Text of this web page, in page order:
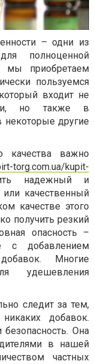
– одни из
полноценной
мы приобретаем
пользуемся
входит не
но также в
некоторые другие
качества важно
torg.com.ua/kupit-
надежный и
качественный
качестве этого
получить резкий
опасность –
с добавлением
Многие
удешевления
следит за тем,
добавок.
безопасность. Она
в нашей
частных